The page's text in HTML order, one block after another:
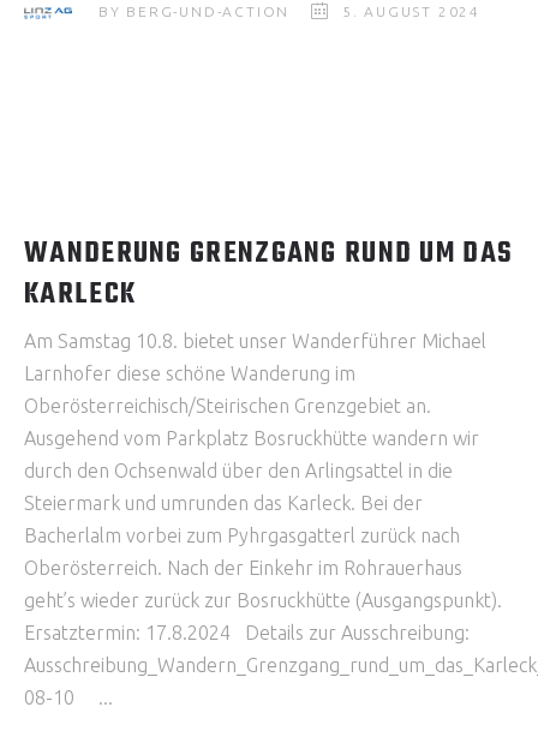
BY BERG-UND-ACTION 5. AUGUST 2024
WANDERUNG GRENZGANG RUND UM DAS
KARLECK
Am Samstag 10.8. bietet unser Wanderführer Michael
Larnhofer diese schöne Wanderung im
Oberösterreichisch/Steirischen Grenzgebiet an.
Ausgehend vom Parkplatz Bosruckhütte wandern wir
durch den Ochsenwald über den Arlingsattel in die
Steiermark und umrunden das Karleck. Bei der
Bacherlalm vorbei zum Pyhrgasgatterl zurück nach
Oberösterreich. Nach der Einkehr im Rohrauerhaus
geht’s wieder zurück zur Bosruckhütte (Ausgangspunkt).
Ersatztermin: 17.8.2024 Details zur Ausschreibung:
08-10